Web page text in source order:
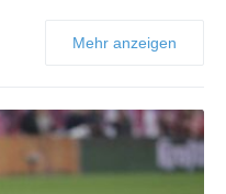
Mehr anzeigen